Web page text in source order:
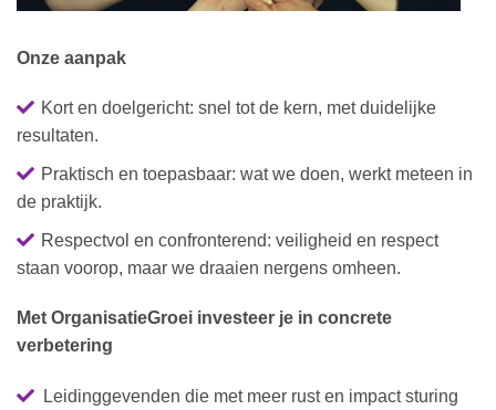
Onze aanpak
Kort en doelgericht: snel tot de kern, met duidelijke
resultaten.
Praktisch en toepasbaar: wat we doen, werkt meteen in
de praktijk.
Respectvol en confronterend: veiligheid en respect
staan voorop, maar we draaien nergens omheen.
Met OrganisatieGroei investeer je in concrete
verbetering
Leidinggevenden die met meer rust en impact sturing